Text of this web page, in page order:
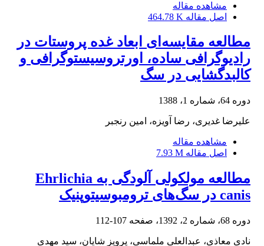
مشاهده مقاله
اصل مقاله 464.78 K
مطالعه مقایسه‌ای ابعاد غده پروستات در
رادیوگرافی ساده، اورتروسیستوگرافی و
کالبدگشایی در سگ
دوره 64، شماره 1، 1388
علیرضا غدیری، رضا آویزه، امین رنجبر
مشاهده مقاله
اصل مقاله 7.93 M
مطالعه مولکولی آلودگی به Ehrlichia
canis در سگ‌های ترومبوسیتوپنیک
دوره 68، شماره 2، 1392، صفحه 107-112
نادی معاذی، عبدالعلی ملماسی، پرویز شایان، سید مهدی